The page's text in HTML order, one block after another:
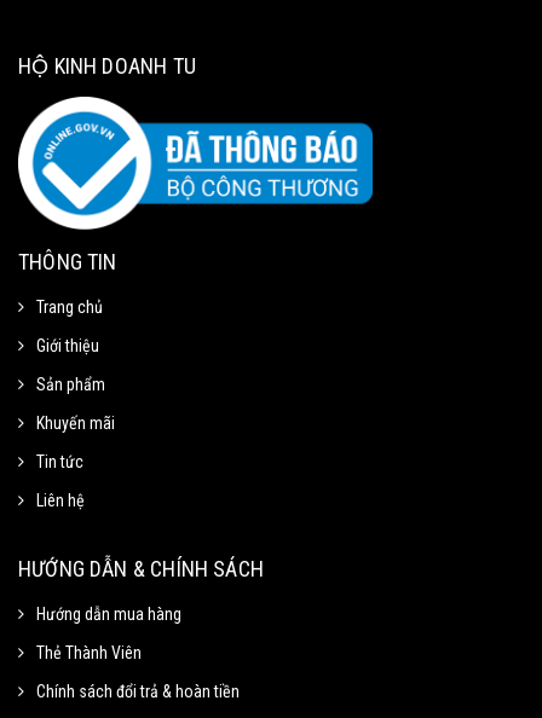
HỘ KINH DOANH TU
THÔNG TIN
Trang chủ
Giới thiệu
Sản phẩm
Khuyến mãi
Tin tức
Liên hệ
HƯỚNG DẪN & CHÍNH SÁCH
Hướng dẫn mua hàng
Thẻ Thành Viên
Chính sách đổi trả & hoàn tiền
Mã Giảm Giá
trang thanh toán.
250k.